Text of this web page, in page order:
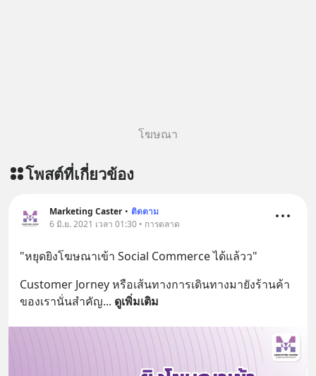
เครียด หลับยาก ผมอยากแนะนำ
บรรเทาความเครียด ลดความวิตกกังวล
หลับมีประสิทธิภาพมากยิ่งขึ้น 📍 สนใจ
สั่งซื้อสินค้า Diip CBD 💬 LINE :
https://lin.ee/U91Fzyz
โฆษณา
โพสต์ที่เกี่ยวข้อง
Marketing Caster • ติดตาม
6 มิ.ย. 2021 เวลา 01:30 • การตลาด
"หยุดยิงโฆษณาเข้า Social Commerce ได้แล้วว"
Customer Jorney หรือเส้นทางการเดินทางมายังร้านค้า
ของเรานั่นสำคัญ... ดูเพิ่มเติม